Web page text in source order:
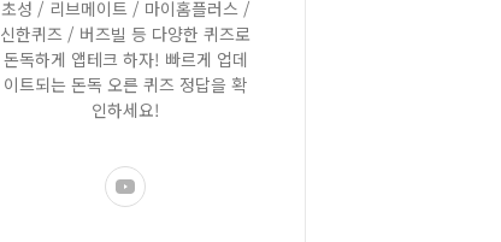
초성 / 리브메이트 / 마이홈플러스 /
신한퀴즈 / 버즈빌 등 다양한 퀴즈로
돈독하게 앱테크 하자! 빠르게 업데
이트되는 돈독 오른 퀴즈 정답을 확
인하세요!